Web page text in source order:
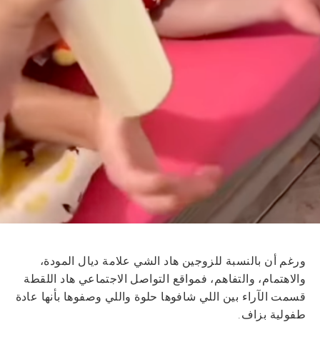
ورغم أن بالنسبة للزوجين هاد الشي علامة ديال المودة،
والاهتمام، والتفاهم، فمواقع التواصل الاجتماعي هاد اللقطة
قسمت الآراء بين اللي شافوها حلوة واللي وصفوها بأنها عادة
طفولية بزاف.